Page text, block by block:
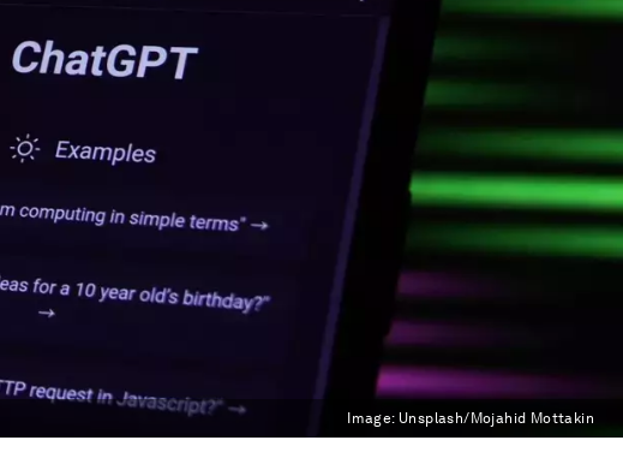
Image: Unsplash/Mojahid Mottakin